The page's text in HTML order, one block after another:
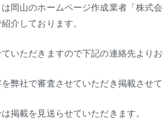
岡山のホームページ作成業者「株式
介しております。
いただきますので下記の連絡先よりお
弊社で審査させていただき掲載させて
掲載を見送らせていただきます。